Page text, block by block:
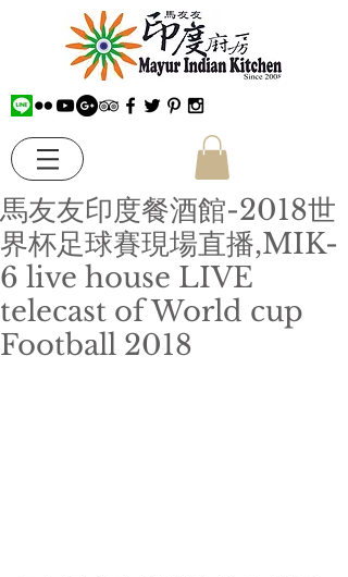
馬友友印度餐酒館-2018世
界杯足球賽現場直播,MIK-
6 live house LIVE
telecast of World cup
Football 2018